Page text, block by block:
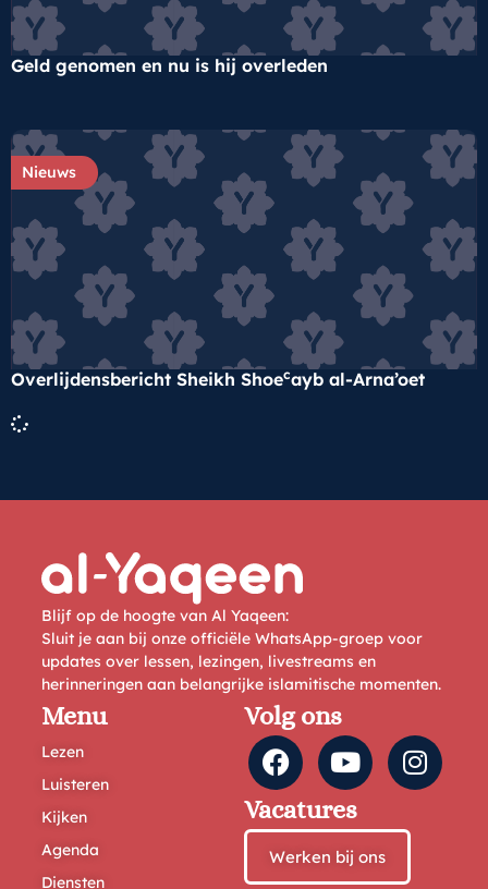
Geld genomen en nu is hij overleden
Nieuws
Overlijdensbericht Sheikh Shoecayb al-Arna’oet
Blijf op de hoogte van Al Yaqeen:
Sluit je aan bij onze officiële WhatsApp-groep voor
updates over lessen, lezingen, livestreams en
herinneringen aan belangrijke islamitische momenten.
Menu
Lezen
Luisteren
Kijken
Agenda
Diensten
Volg ons
Vacatures
Werken bij ons